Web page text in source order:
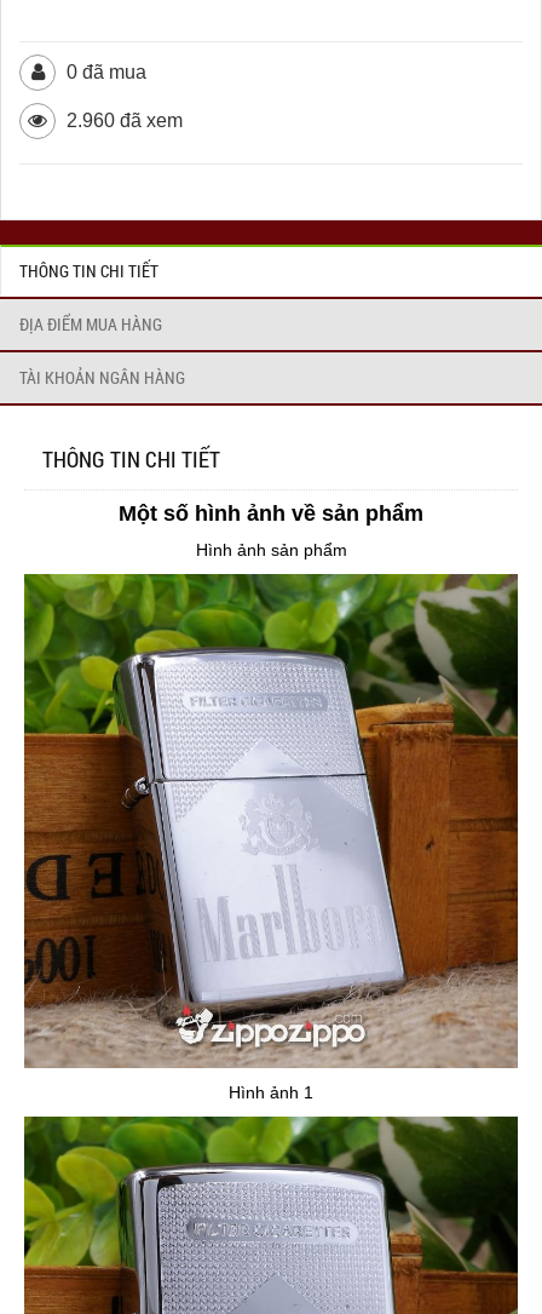
0 đã mua
2.960 đã xem
THÔNG TIN CHI TIẾT
ĐỊA ĐIỂM MUA HÀNG
TÀI KHOẢN NGÂN HÀNG
THÔNG TIN CHI TIẾT
Một số hình ảnh về sản phẩm
Hình ảnh sản phẩm
Hình ảnh 1